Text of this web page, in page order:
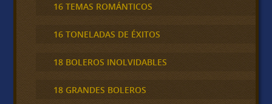
16 TEMAS ROMÁNTICOS
16 TONELADAS DE ÉXITOS
18 BOLEROS INOLVIDABLES
18 GRANDES BOLEROS